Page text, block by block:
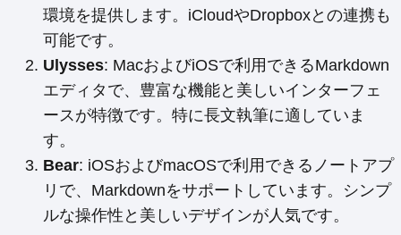
環境を提供します。iCloudやDropboxとの連携も
可能です。
Ulysses: MacおよびiOSで利用できるMarkdown
エディタで、豊富な機能と美しいインターフェ
ースが特徴です。特に長文執筆に適していま
す。
Bear: iOSおよびmacOSで利用できるノートアプ
リで、Markdownをサポートしています。シンプ
ルな操作性と美しいデザインが人気です。